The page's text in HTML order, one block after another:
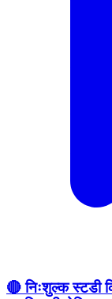
🔴 निःशुल्क स्टडी